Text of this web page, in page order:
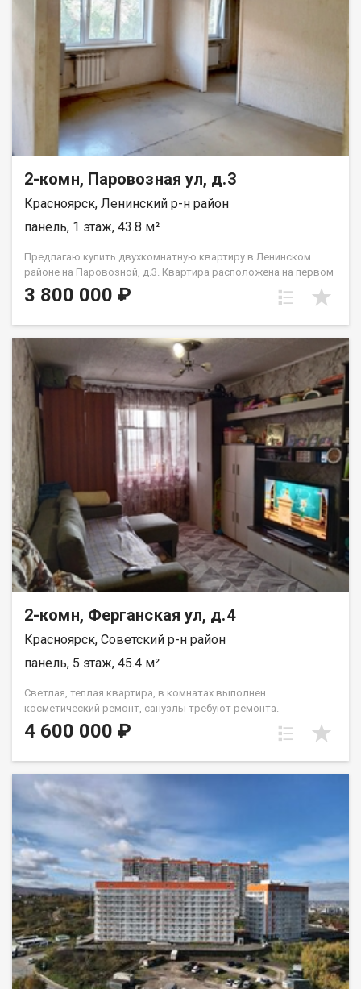
2-комн, Паровозная ул, д.3
Красноярск, Ленинский р-н район
панель, 1 этаж, 43.8 м²
Предлагаю купить двухкомнатную квартиру в Ленинском
районе на Паровозной, д.3. Квартира расположена на первом
этаже пятиэтажного панельного дома. Дом находится в тихом,
спокойном и очень зеленом районе, окна выходят во двор,
вместительная кладовка. Развитая инфраструктура, в
шаговой доступности школы, детские сада, Аэрокосмический
колледж, автобусные остановки и все необходимое для
комфортного проживания. Выход на сделку возможен после
первого сентября. Вся сумма в договоре, один взрослый
3 800 000 ₽
2-комн, Ферганская ул, д.4
Красноярск, Советский р-н район
панель, 5 этаж, 45.4 м²
Светлая, теплая квартира, в комнатах выполнен
косметический ремонт, санузлы требуют ремонта.
Установлены окна ПВХ, балкон остеклен ( дерево). Проход на
этаж закрывается. Дом газифицирован! Район с развитой
культуры и спорта Металлургов, магазины, торговый
комплекс Роща, парк "Гвардейский", набережная "Зеленый
берег". Без проблем можно уехать в любую точку города.
Документы полностью готовы к продаже, долгов и
обременений на квартире нет! Торг возможен! Чистая
продажа.
4 600 000 ₽